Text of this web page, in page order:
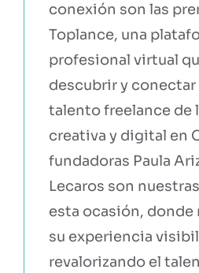
conexión son las
Toplance, una
profesional virtual
descubrir y
talento freelance de
creativa y digital en
fundadoras Paula
Lecaros son
esta ocasión, donde
su experiencia
revalorizando el